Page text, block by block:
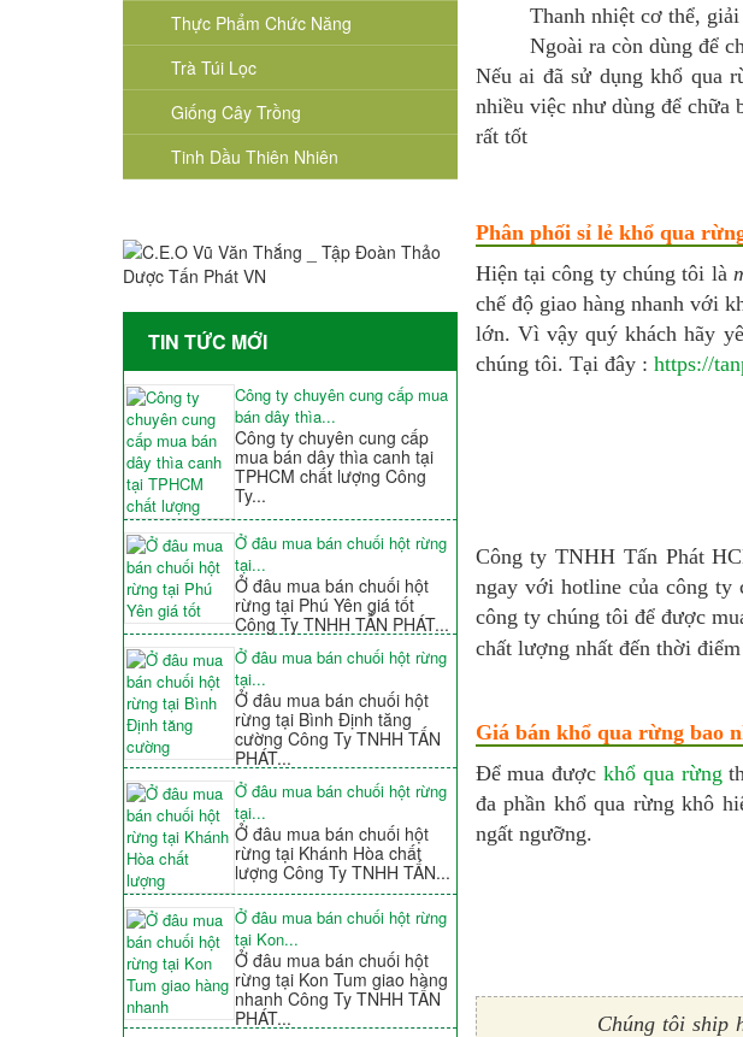
Thực Phẩm Chức Năng
Trà Túi Lọc
Giống Cây Trồng
Tinh Dầu Thiên Nhiên
TIN TỨC MỚI
Công ty chuyên cung cấp mua
bán dây thìa...
Công ty chuyên cung cấp
mua bán dây thìa canh tại
TPHCM chất lượng Công
Ty...
Ở đâu mua bán chuối hột rừng
tại...
Ở đâu mua bán chuối hột
rừng tại Phú Yên giá tốt
Công Ty TNHH TẤN PHÁT...
Ở đâu mua bán chuối hột rừng
tại...
Ở đâu mua bán chuối hột
rừng tại Bình Định tăng
cường Công Ty TNHH TẤN
PHÁT...
Ở đâu mua bán chuối hột rừng
tại...
Ở đâu mua bán chuối hột
rừng tại Khánh Hòa chất
lượng Công Ty TNHH TẤN...
Ở đâu mua bán chuối hột rừng
tại Kon...
Ở đâu mua bán chuối hột
rừng tại Kon Tum giao hàng
nhanh Công Ty TNHH TẤN
PHÁT...
Thanh nhiệt cơ thể, giải
Ngoài ra còn dùng để
Nếu ai đã sử dụng khổ qua
nhiều việc như dùng để chữa
rất tốt
Phân phối sỉ lẻ khổ qua
Hiện tại công ty chúng tôi là
chế độ giao hàng nhanh với
lớn. Vì vậy quý khách hãy
chúng tôi. Tại đây : https://
Công ty TNHH Tấn Phát
ngay với hotline của công
công ty chúng tôi để được
chất lượng nhất đến thời
Giá bán khổ qua rừng bao
Để mua được khổ qua rừng
đa phần khổ qua rừng khô
ngất ngưỡng.
Chúng tôi ship